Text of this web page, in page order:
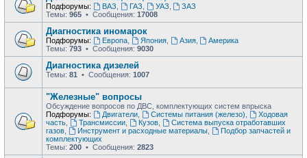
Подфорумы: ВАЗ ГАЗ УАЗ
ЗАЗ
Темы: 965 • Сообщения: 17008
Диагностика иномарок
Подфорумы: Европа, Япония, Азия,
Америка
Темы: 793 • Сообщения: 9030
Диагностика дизелей
Темы: 81 • Сообщения: 1007
"Железные" вопросы
Обсуждение вопросов по ДВС, комплектующих систем впрыска
Подфорумы:
Двигатели, Системы питания (железо)
Ходовая
часть
Трансмиссии, Кузов,
Система выпуска отработавших
газов
Инструмент и расходные материалы,
Подбор запчастей и
комплектующих
Темы: 200 • Сообщения: 2823